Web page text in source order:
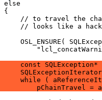
const
while (
pChainTravel =